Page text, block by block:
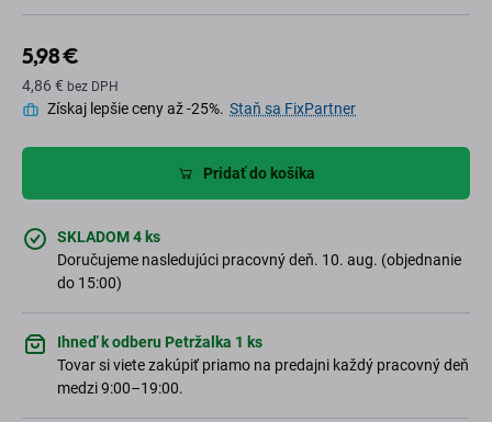
5,98 €
4,86 € bez DPH
Získaj lepšie ceny až -25%. Staň sa FixPartner
Pridať do košíka
SKLADOM 4 ks
Doručujeme nasledujúci pracovný deň. 10. aug. (objednanie
do 15:00)
Ihneď k odberu Petržalka 1 ks
Tovar si viete zakúpiť priamo na predajni každý pracovný deň
medzi 9:00–19:00.